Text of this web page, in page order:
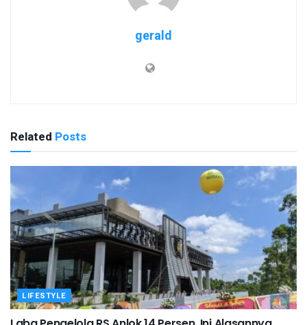
gerald
Related Posts
LIFESTYLE